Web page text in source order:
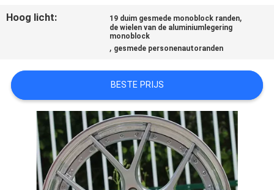
VERZOEK
CITAAT
SITEMAP
PRIVACY
POLICY
Hoog licht:
19 duim gesmede monoblock randen,
de wielen van de aluminiumlegering
monoblock
, gesmede personenautoranden
BESTE PRIJS